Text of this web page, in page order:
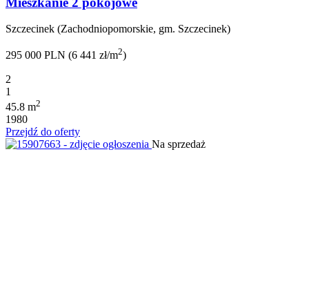
Szczecinek (Zachodniopomorskie, gm. Szczecinek)
295 000 PLN (6 441 zł/m2)
2
1
45.8 m2
1980
Przejdź do oferty
Na sprzedaż